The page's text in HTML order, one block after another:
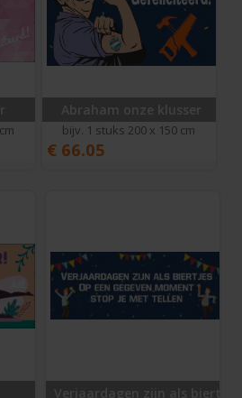
Abraham onze klusser
bijv. 1 stuks 200 x 150 cm
€ 66.05
Verjaardagen zijn als biertjes